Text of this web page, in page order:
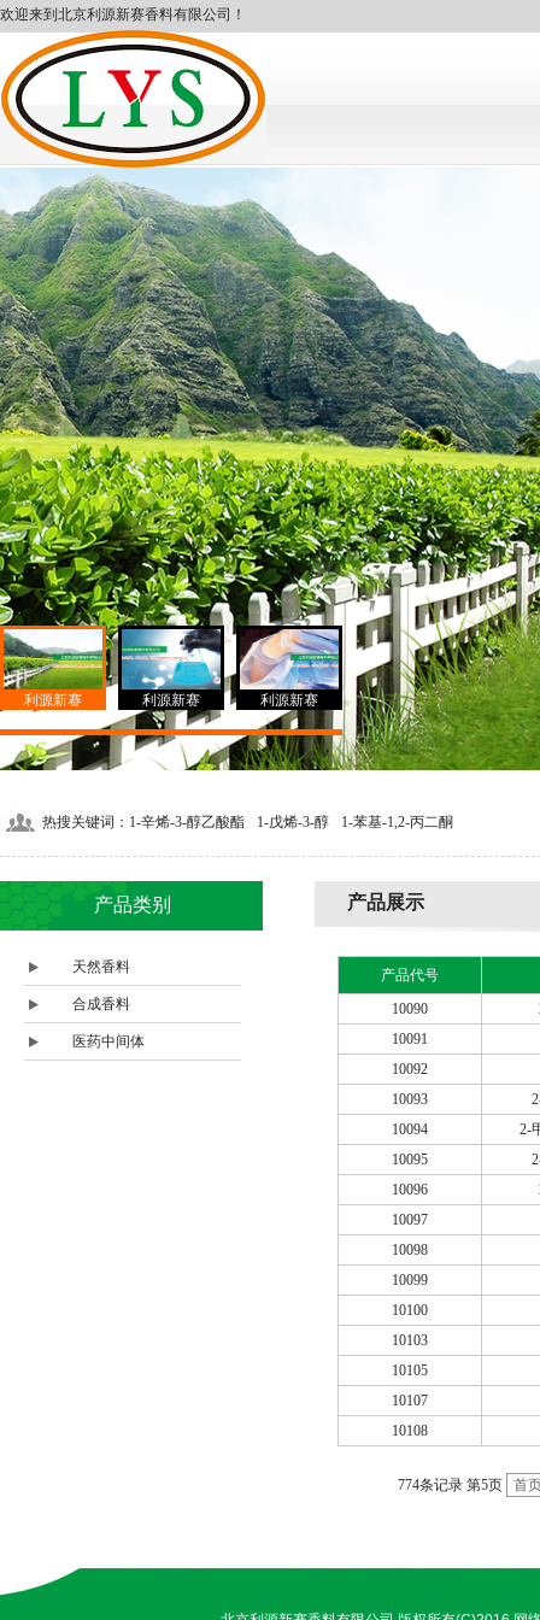
欢迎来到北京利源新赛香料有限公司！
利源新赛 利源新赛 利源新赛
热搜关键词： 1-辛烯-3-醇乙酸酯 1-戊烯-3-醇 1-苯基-1,2-丙二酮
产品类别
天然香料
合成香料
医药中间体
产品展示
产品代号
10090
10091
10092
10093
10094
2-
10095
10096
10097
10098
10099
10100
10103
10105
10107
10108
774条记录 第5页 首